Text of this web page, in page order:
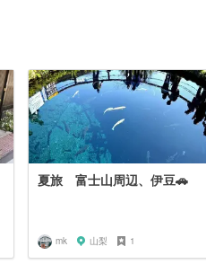
夏旅 富士山周辺、伊豆🚗
mk 山梨 1